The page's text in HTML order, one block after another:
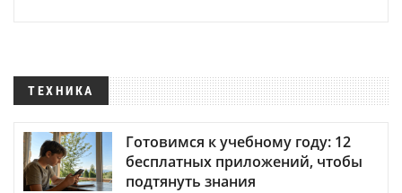
ТЕХНИКА
Готовимся к учебному году: 12
бесплатных приложений, чтобы
подтянуть знания